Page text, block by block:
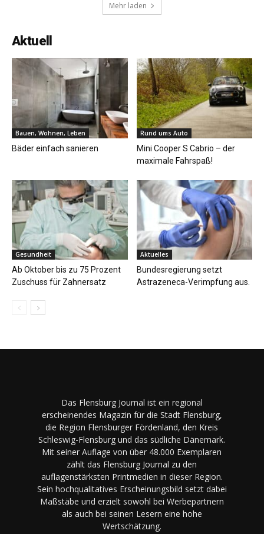
Mehr laden
Aktuell
Bauen, Wohnen, Leben
Bäder einfach sanieren
Rund ums Auto
Mini Cooper S Cabrio – der
maximale Fahrspaß!
Gesundheit
Ab Oktober bis zu 75 Prozent
Zuschuss für Zahnersatz
Aktuelles
Bundesregierung setzt
Astrazeneca-Verimpfung aus.
Das Flensburg Journal ist ein regional
erscheinendes Magazin für die Stadt Flensburg,
die Region Flensburger Fördenland, den Kreis
Schleswig-Flensburg und das südliche Dänemark.
Mit seiner Auflage von über 48.000 Exemplaren
zählt das Flensburg Journal zu den
auflagenstärksten Printmedien in dieser Region.
Sein hochqualitatives Erscheinungsbild setzt dabei
Maßstäbe und erzielt sowohl bei Werbepartnern
als auch bei seinen Lesern eine hohe
Wertschätzung.